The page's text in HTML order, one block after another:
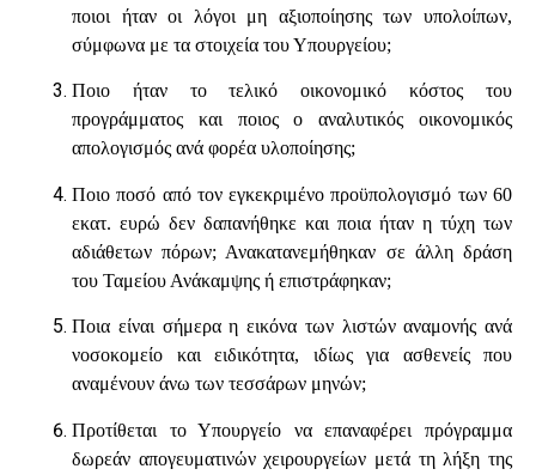
ποιοι ήταν οι λόγοι μη αξιοποίησης των υπολοίπων,
σύμφωνα με τα στοιχεία του Υπουργείου;
Ποιο ήταν το τελικό οικονομικό κόστος του
προγράμματος και ποιος ο αναλυτικός οικονομικός
απολογισμός ανά φορέα υλοποίησης;
Ποιο ποσό από τον εγκεκριμένο προϋπολογισμό των 60
εκατ. ευρώ δεν δαπανήθηκε και ποια ήταν η τύχη των
αδιάθετων πόρων; Ανακατανεμήθηκαν σε άλλη δράση
του Ταμείου Ανάκαμψης ή επιστράφηκαν;
Ποια είναι σήμερα η εικόνα των λιστών αναμονής ανά
νοσοκομείο και ειδικότητα, ιδίως για ασθενείς που
αναμένουν άνω των τεσσάρων μηνών;
Προτίθεται το Υπουργείο να επαναφέρει πρόγραμμα
δωρεάν απογευματινών χειρουργείων μετά τη λήξη της